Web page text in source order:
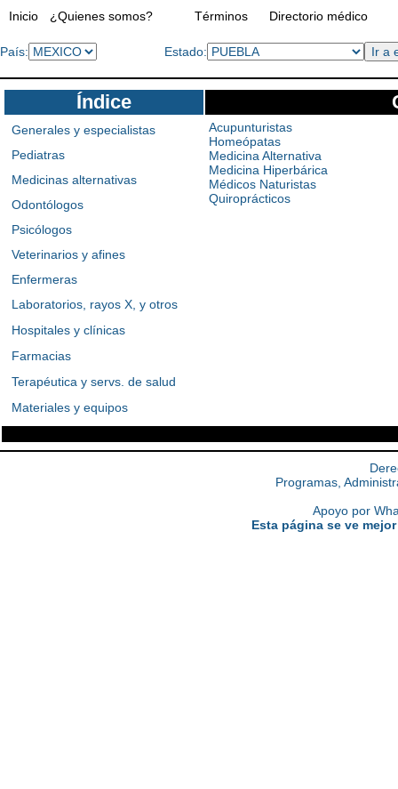
Inicio ¿Quienes somos? Términos Directorio médico
País: Estado:
Índice
Generales y especialistas
Pediatras
Medicinas alternativas
Odontólogos
Psicólogos
Veterinarios y afines
Enfermeras
Laboratorios, rayos X, y otros
Hospitales y clínicas
Farmacias
Terapéutica y servs. de salud
Materiales y equipos
Acupunturistas
Homeópatas
Medicina Alternativa
Medicina Hiperbárica
Médicos Naturistas
Quiroprácticos
Programas,
Apoyo por
Esta página se ve